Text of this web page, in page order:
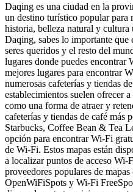
Daqing es una ciudad en la
un destino turístico popular para
historia, belleza natural y cultura
Daqing, sabes lo importante que
seres queridos y el resto del
lugares donde puedes
mejores lugares para encontrar
numerosas cafeterías y tiendas
establecimientos suelen ofrecer
como una forma de atraer y
cafeterías y tiendas de café más
Starbucks, Coffee Bean & Tea
opción para encontrar Wi-Fi
de Wi-Fi. Estos mapas están
a localizar puntos de acceso
proveedores populares de
OpenWiFiSpots y Wi-Fi